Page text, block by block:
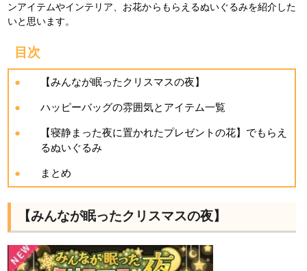
ンアイテムやインテリア、お花からもらえるぬいぐるみを紹介した
いと思います。
目次
【みんなが眠ったクリスマスの夜】
ハッピーバッグの雰囲気とアイテム一覧
【寝静まった夜に置かれたプレゼントの花】でもらえ
るぬいぐるみ
まとめ
【みんなが眠ったクリスマスの夜】